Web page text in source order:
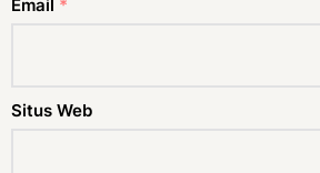
Email *
Situs Web